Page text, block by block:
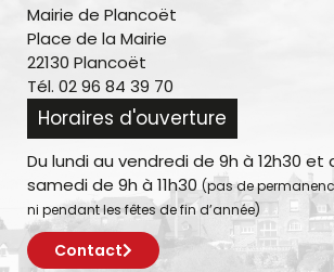
Mairie de Plancoët
Place de la Mairie
22130 Plancoët
Tél. 02 96 84 39 70
Horaires d'ouverture
Du lundi au vendredi de 9h à 12h30 et
samedi de 9h à 11h30 (pas de
ni pendant les fêtes de fin d’année)
Contact